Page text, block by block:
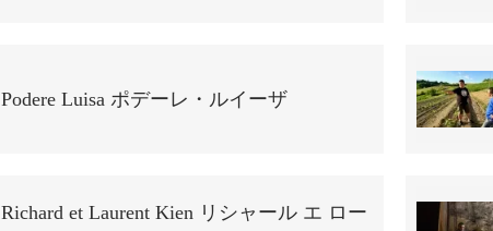
Podere Luisa ポデーレ・ルイーザ
Richard et Laurent Kien リシャール エ ロー